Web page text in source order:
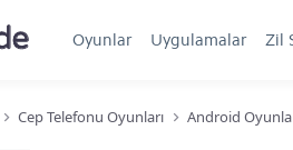
Oyunlar Uygulamalar Zil
Cep Telefonu Oyunları Android